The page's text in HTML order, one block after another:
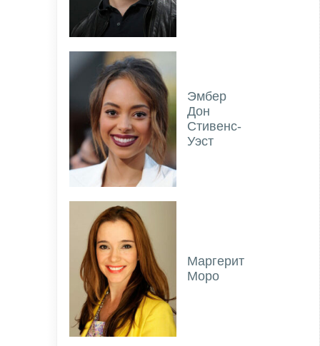
Эмбер
Дон
Стивенс-
Уэст
Маргерит
Моро